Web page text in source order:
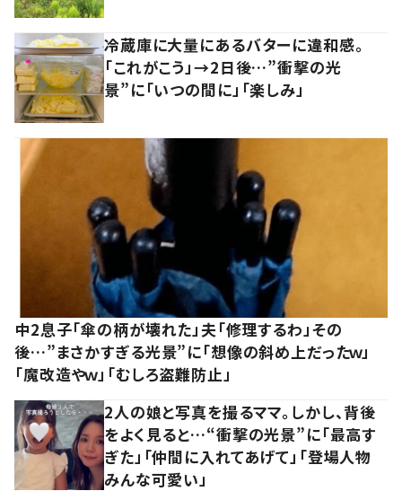
冷蔵庫に大量にあるバターに違和感。
「これがこう」→2日後…”衝撃の光
景”に「いつの間に」「楽しみ」
中2息子「傘の柄が壊れた」夫「修理するわ」その
後…”まさかすぎる光景”に「想像の斜め上だったｗ」
「魔改造やｗ」「むしろ盗難防止」
2人の娘と写真を撮るママ。しかし、背後
をよく見ると…“衝撃の光景”に「最高す
ぎた」「仲間に入れてあげて」「登場人物
みんな可愛い」